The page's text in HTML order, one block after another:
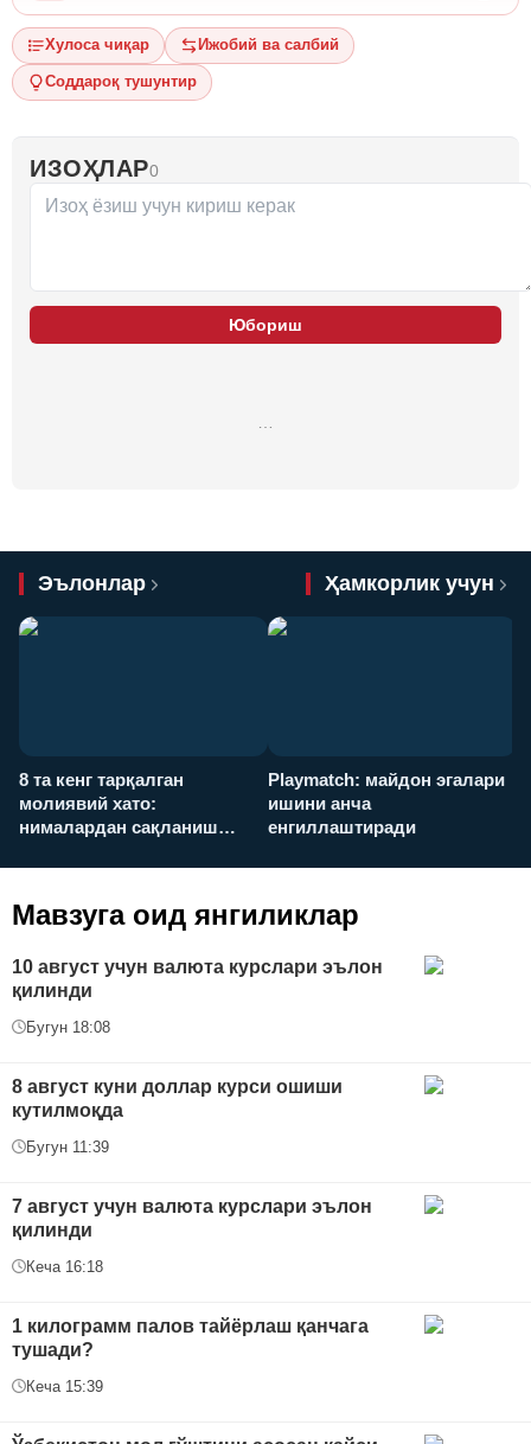
Хулоса чиқар Ижобий ва салбий
Соддароқ тушунтир
ИЗОҲЛАР0
Юбориш
Эълонлар Ҳамкорлик учун
8 та кенг тарқалган
молиявий хато:
нималардан сақланиш
Playmatch: майдон эгалари
ишини анча
енгиллаштиради
Мавзуга оид янгиликлар
10 август учун валюта курслари эълон
қилинди
Бугун 18:08
8 август куни доллар курси ошиши
кутилмоқда
Бугун 11:39
7 август учун валюта курслари эълон
қилинди
Кеча 16:18
1 килограмм палов тайёрлаш қанчага
тушади?
Кеча 15:39